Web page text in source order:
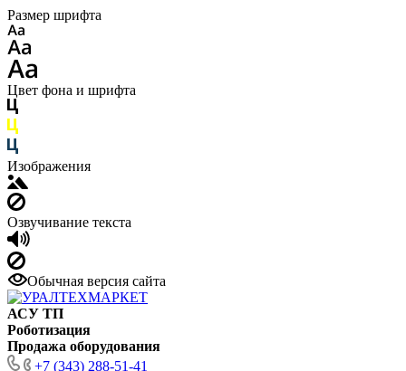
Размер шрифта
Цвет фона и шрифта
Изображения
Озвучивание текста
Обычная версия сайта
АСУ ТП
Роботизация
Продажа оборудования
+7 (343) 288-51-41